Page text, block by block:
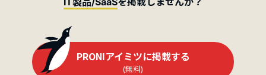
PRONIアイミツに掲載する
(無料)